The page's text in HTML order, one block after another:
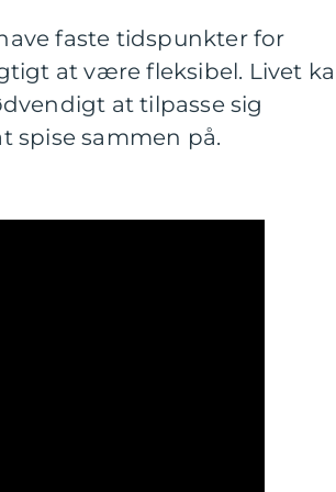
faste tidspunkter for
at være fleksibel. Livet
at tilpasse sig
spise sammen på.